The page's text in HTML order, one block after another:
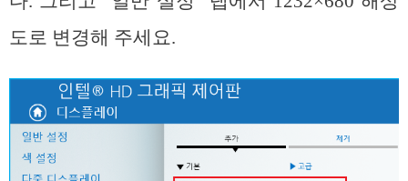
도로 변경해 주세요.